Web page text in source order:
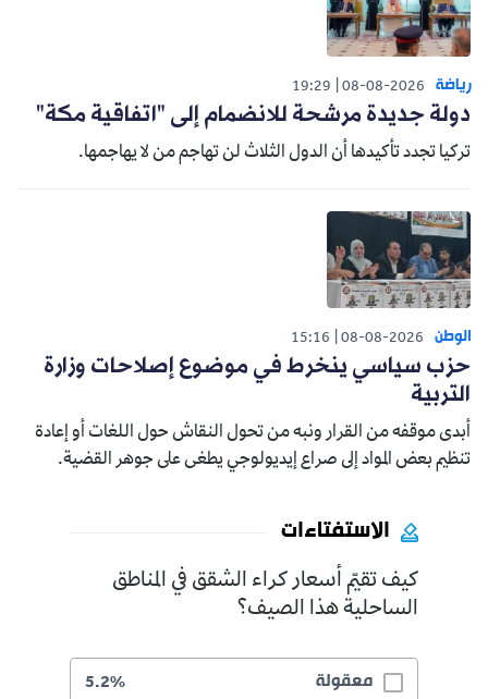
رياضة 08-08-2026
19:29
دولة جديدة مرشحة للانضمام إلى "اتفاقية مكة"
تركيا تجدد تأكيدها أن الدول الثلاث لن تهاجم من لا يهاجمها.
الوطن 08-08-2026
15:16
حزب سياسي ينخرط في موضوع إصلاحات وزارة
التربية
أبدى موقفه من القرار ونبه من تحول النقاش حول اللغات أو إعادة
تنظيم بعض المواد إلى صراع إيديولوجي يطغى على جوهر القضية.
الاستفتاءات
كيف تقيّم أسعار كراء الشقق في المناطق
الساحلية هذا الصيف؟
معقولة 5.2%